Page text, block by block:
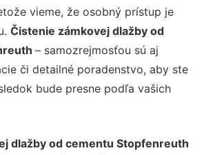
vieme, že osobný prístup je
Čistenie zámkovej dlažby od
– samozrejmosťou sú aj
či detailné poradenstvo, aby ste
bude presne podľa vašich
dlažby od cementu Stopfenreuth